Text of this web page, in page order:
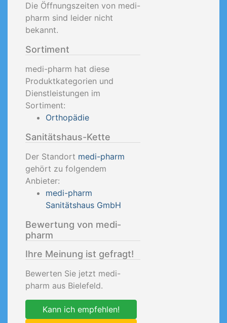
Die Öffnungszeiten von medi-
pharm sind leider nicht
bekannt.
Sortiment
medi-pharm hat diese
Produktkategorien und
Dienstleistungen im
Sortiment:
Orthopädie
Sanitätshaus-Kette
Der Standort medi-pharm
gehört zu folgendem
Anbieter:
medi-pharm
Sanitätshaus GmbH
Bewertung von medi-
pharm
Ihre Meinung ist gefragt!
Bewerten Sie jetzt medi-
pharm aus Bielefeld.
Kann ich empfehlen!